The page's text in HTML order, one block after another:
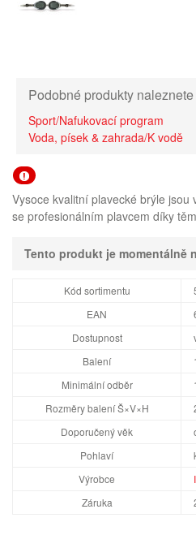
Podobné produkty
Sport/Nafukovací program
Voda, písek & zahrada/K vodě
Vysoce kvalitní plavecké brýle
se profesionálním plavcem díky
Tento produkt je momentálně
Kód sortimentu
EAN
Dostupnost
Balení
Minimální odběr
Rozměry balení Š×V×H
Doporučený věk
Pohlaví
Výrobce
Záruka